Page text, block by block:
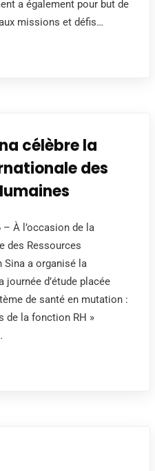
a également pour but de
missions et défis…
célèbre la
des
À l’occasion de la
des Ressources
Sina a organisé la
journée d’étude placée
de santé en mutation :
de la fonction RH »